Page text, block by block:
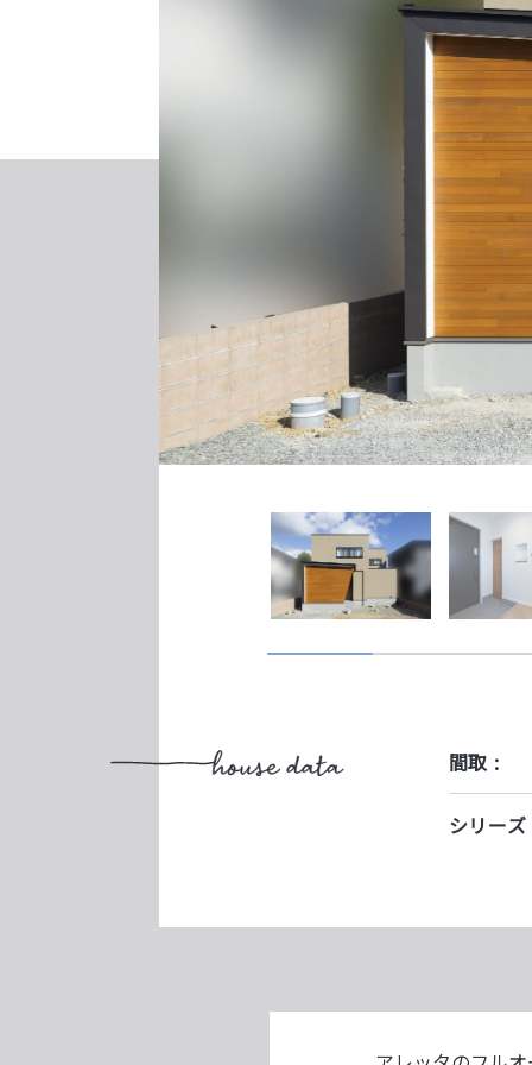
間取 :
シリー